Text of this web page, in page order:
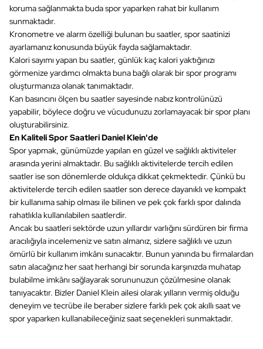
koruma sağlanmakta buda spor yaparken rahat bir kullanım
sunmaktadır.
Kronometre ve alarm özelliği bulunan bu saatler, spor saatinizi
ayarlamanız konusunda büyük fayda sağlamaktadır.
Kalori sayımı yapan bu saatler, günlük kaç kalori yaktığınızı
görmenize yardımcı olmakta buna bağlı olarak bir spor programı
oluşturmanıza olanak tanımaktadır.
Kan basıncını ölçen bu saatler sayesinde nabız kontrolünüzü
yapabilir, böylece doğru ve vücudunuzu zorlamayacak bir spor planı
oluşturabilirsiniz.
En Kaliteli Spor Saatleri Daniel Klein'de
Spor yapmak, günümüzde yapılan en güzel ve sağlıklı aktiviteler
arasında yerini almaktadır. Bu sağlıklı aktivitelerde tercih edilen
saatler ise son dönemlerde oldukça dikkat çekmektedir. Çünkü bu
aktivitelerde tercih edilen saatler son derece dayanıklı ve kompakt
bir kullanıma sahip olması ile bilinen ve pek çok farklı spor dalında
rahatlıkla kullanılabilen saatlerdir.
Ancak bu saatleri sektörde uzun yıllardır varlığını sürdüren bir firma
aracılığıyla incelemeniz ve satın almanız, sizlere sağlıklı ve uzun
ömürlü bir kullanım imkânı sunacaktır. Bunun yanında bu firmalardan
satın alacağınız her saat herhangi bir sorunda karşınızda muhatap
bulabilme imkânı sağlayarak sorununuzun çözülmesine olanak
tanıyacaktır. Bizler Daniel Klein ailesi olarak yılların vermiş olduğu
deneyim ve tecrübe ile beraber sizlere farklı pek çok akıllı saat ve
spor yaparken kullanabileceğiniz saat seçenekleri sunmaktadır.